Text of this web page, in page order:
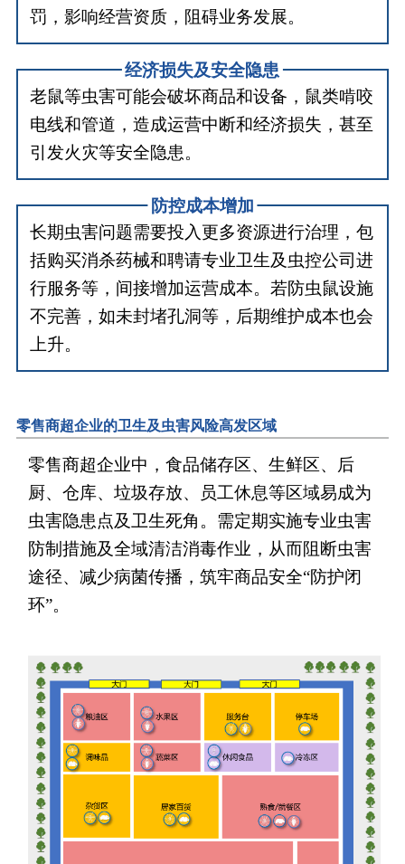
罚，影响经营资质，阻碍业务发展。
经济损失及安全隐患
老鼠等虫害可能会破坏商品和设备，鼠类啃咬
电线和管道，造成运营中断和经济损失，甚至
引发火灾等安全隐患。
防控成本增加
长期虫害问题需要投入更多资源进行治理，包
括购买消杀药械和聘请专业卫生及虫控公司进
行服务等，间接增加运营成本。若防虫鼠设施
不完善，如未封堵孔洞等，后期维护成本也会
上升。
零售商超企业的卫生及虫害风险高发区域
零售商超企业中，食品储存区、生鲜区、后
厨、仓库、垃圾存放、员工休息等区域易成为
虫害隐患点及卫生死角。需定期实施专业虫害
防制措施及全域清洁消毒作业，从而阻断虫害
途径、减少病菌传播，筑牢商品安全“防护闭
环”。